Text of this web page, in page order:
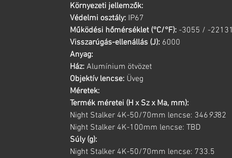
Környezeti jellemzők:
Védelmi osztály: IP67
Működési hőmérséklet (°C/°F): -3055 / -22131
Visszarúgás-ellenállás (J): 6000
Anyag:
Ház: Alumínium ötvözet
Objektív lencse: Üveg
Méretek:
Termék méretei (H x Sz x Ma, mm):
Night Stalker 4K-50/70mm lencse: 346 9382
Night Stalker 4K-100mm lencse: TBD
Súly (g):
Night Stalker 4K-50/70mm lencse: 733.5